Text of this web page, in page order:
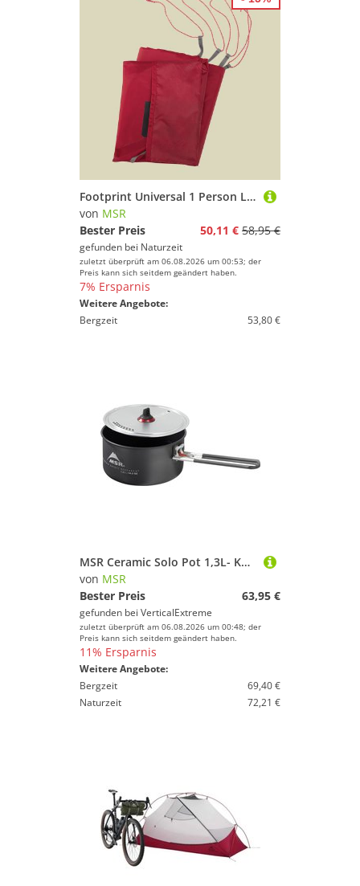
Footprint Universal 1 Person Large U24
von MSR
Bester Preis
50,11 € 58,95 €
gefunden bei Naturzeit
zuletzt überprüft am 06.08.2026 um 00:53; der
Preis kann sich seitdem geändert haben.
7% Ersparnis
Weitere Angebote:
Bergzeit
53,80 €
MSR Ceramic Solo Pot 1,3L- Kochtopf
von MSR
Bester Preis
63,95 €
gefunden bei VerticalExtreme
zuletzt überprüft am 06.08.2026 um 00:48; der
Preis kann sich seitdem geändert haben.
11% Ersparnis
Weitere Angebote:
Bergzeit
69,40 €
Naturzeit
72,21 €